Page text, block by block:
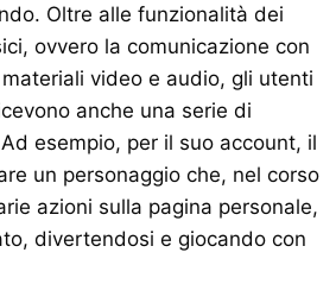
Oltre alle funzionalità dei
ovvero la comunicazione con
materiali video e audio, gli utenti
anche una serie di
esempio, per il suo account, il
un personaggio che, nel corso
azioni sulla pagina personale,
divertendosi e giocando con